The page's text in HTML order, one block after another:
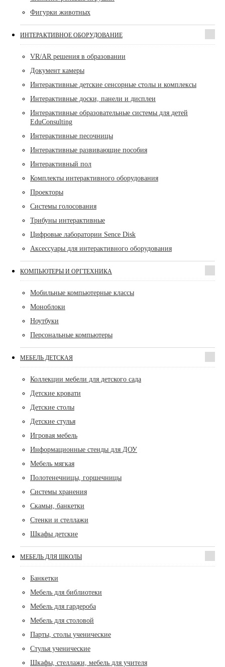
Фигурки животных
ИНТЕРАКТИВНОЕ ОБОРУДОВАНИЕ
VR/AR решения в образовании
Документ камеры
Интерактивные детские сенсорные столы и комплексы
Интерактивные доски, панели и дисплеи
Интерактивные образовательные системы для детей
EduConsulting
Интерактивные песочницы
Интерактивные развивающие пособия
Интерактивный пол
Комплекты интерактивного оборудования
Проекторы
Системы голосования
Трибуны интерактивные
Цифровые лаборатории Sence Disk
Аксессуары для интерактивного оборудования
КОМПЬЮТЕРЫ И ОРГТЕХНИКА
Мобильные компьютерные классы
Моноблоки
Ноутбуки
Персональные компьютеры
МЕБЕЛЬ ДЕТСКАЯ
Коллекции мебели для детского сада
Детские кровати
Детские столы
Детские стулья
Игровая мебель
Информационные стенды для ДОУ
Мебель мягкая
Полотенечницы, горшечницы
Системы хранения
Скамьи, банкетки
Стенки и стеллажи
Шкафы детские
МЕБЕЛЬ ДЛЯ ШКОЛЫ
Банкетки
Мебель для библиотеки
Мебель для гардероба
Мебель для столовой
Парты, столы ученические
Стулья ученические
Шкафы, стеллажи, мебель для учителя